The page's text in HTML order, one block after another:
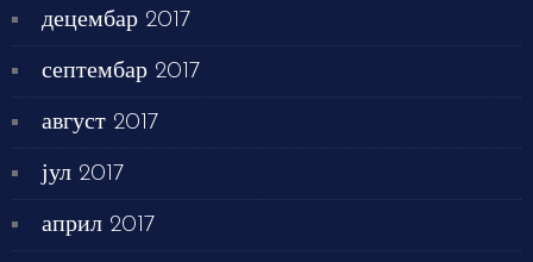
децембар 2017
септембар 2017
август 2017
јул 2017
април 2017